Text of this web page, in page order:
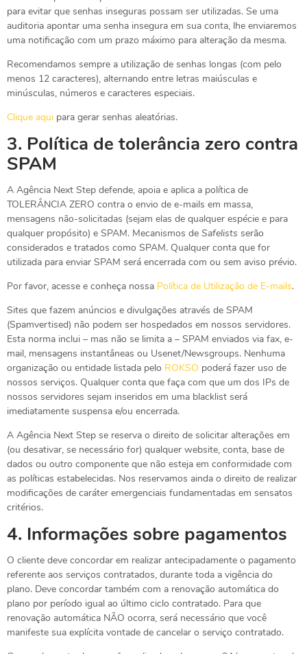
para evitar que senhas inseguras possam ser utilizadas. Se uma
auditoria apontar uma senha insegura em sua conta, lhe enviaremos
uma notificação com um prazo máximo para alteração da mesma.
Recomendamos sempre a utilização de senhas longas (com pelo
menos 12 caracteres), alternando entre letras maiúsculas e
minúsculas, números e caracteres especiais.
Clique aqui para gerar senhas aleatórias.
3. Política de tolerância zero contra
SPAM
A Agência Next Step defende, apoia e aplica a política de
TOLERÂNCIA ZERO contra o envio de e-mails em massa,
mensagens não-solicitadas (sejam elas de qualquer espécie e para
qualquer propósito) e SPAM. Mecanismos de Safelists serão
considerados e tratados como SPAM. Qualquer conta que for
utilizada para enviar SPAM será encerrada com ou sem aviso prévio.
Por favor, acesse e conheça nossa Política de Utilização de E-mails.
Sites que fazem anúncios e divulgações através de SPAM
(Spamvertised) não podem ser hospedados em nossos servidores.
Esta norma inclui – mas não se limita a – SPAM enviados via fax, e-
mail, mensagens instantâneas ou Usenet/Newsgroups. Nenhuma
organização ou entidade listada pelo ROKSO poderá fazer uso de
nossos serviços. Qualquer conta que faça com que um dos IPs de
nossos servidores sejam inseridos em uma blacklist será
imediatamente suspensa e/ou encerrada.
A Agência Next Step se reserva o direito de solicitar alterações em
(ou desativar, se necessário for) qualquer website, conta, base de
dados ou outro componente que não esteja em conformidade com
as políticas estabelecidas. Nos reservamos ainda o direito de realizar
modificações de caráter emergenciais fundamentadas em sensatos
critérios.
4. Informações sobre pagamentos
O cliente deve concordar em realizar antecipadamente o pagamento
referente aos serviços contratados, durante toda a vigência do
plano. Deve concordar também com a renovação automática do
plano por período igual ao último ciclo contratado. Para que
renovação automática NÃO ocorra, será necessário que você
manifeste sua explícita vontade de cancelar o serviço contratado.